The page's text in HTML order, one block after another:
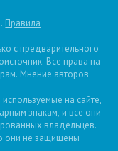
Правила
с предварительного
Все права на
Мнение авторов
на сайте,
знакам, и все они
владельцев.
они не защищены